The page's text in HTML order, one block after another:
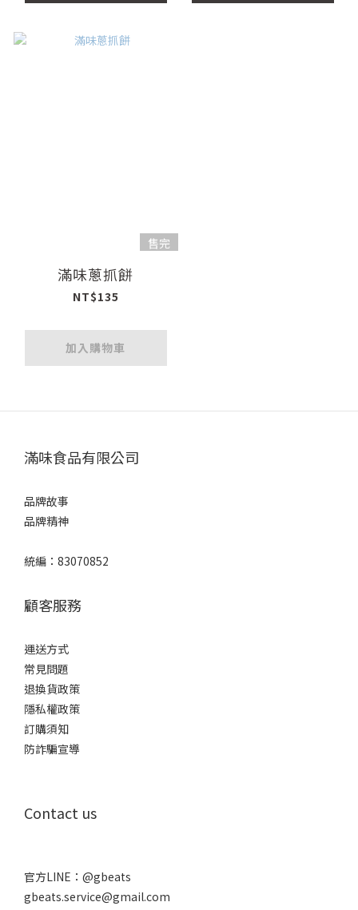
售完
滿味蔥抓餅
NT$135
加入購物車
滿味食品有限公司
品牌故事
品牌精神
統編：83070852
顧客服務
運送方式
常見問題
退換貨政策
隱私權政策
訂購須知
防詐騙宣導
Contact us
官方LINE： @gbeats
gbeats.service@gmail.com